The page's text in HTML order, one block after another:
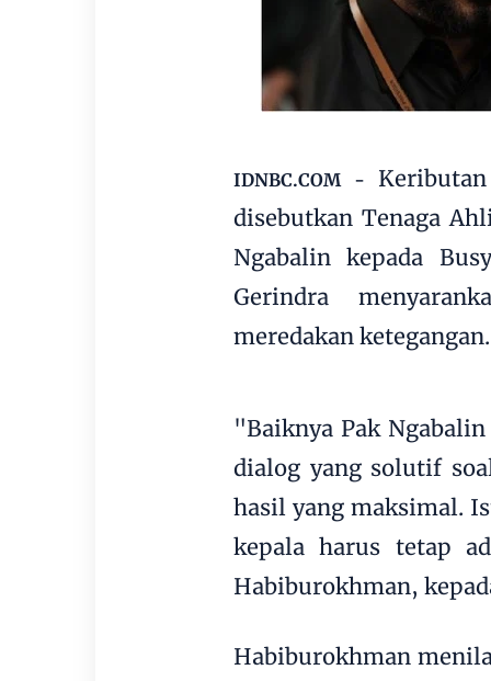
IDNBC.COM -
disebutkan Tenaga
Ngabalin kepada
Gerindra
meredakan ketegangan.
"Baiknya Pak
dialog yang solutif
hasil yang maksimal.
kepala harus tetap
Habiburokhman,
Habiburokhman